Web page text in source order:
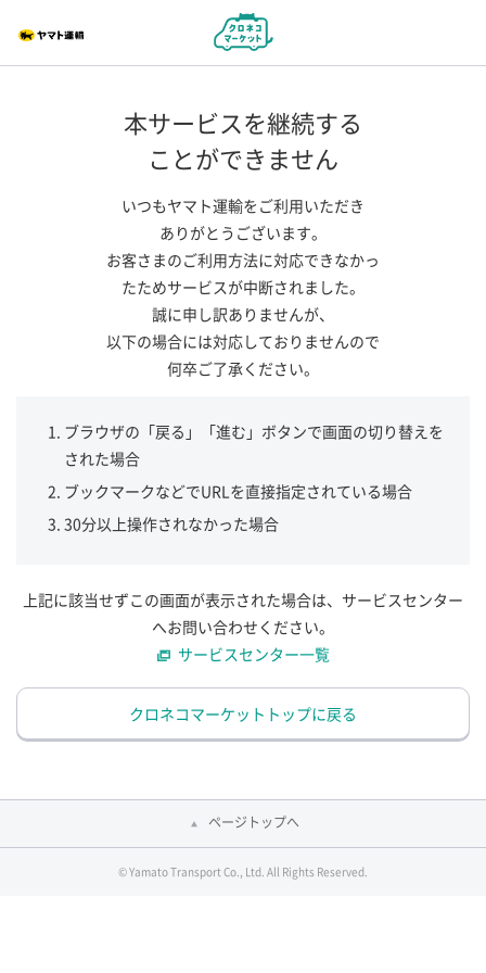
本サービスを継続する
ことができません
いつもヤマト運輸をご利用いただき
ありがとうございます。
お客さまのご利用方法に対応できなかっ
たためサービスが中断されました。
誠に申し訳ありませんが、
以下の場合には対応しておりませんので
何卒ご了承ください。
ブラウザの「戻る」「進む」ボタンで画面の切り替えを
された場合
ブックマークなどでURLを直接指定されている場合
30分以上操作されなかった場合
上記に該当せずこの画面が表示された場合は、サービスセンター
へお問い合わせください。
サービスセンター一覧
クロネコマーケットトップに戻る
ページトップへ
© Yamato Transport Co., Ltd. All Rights Reserved.